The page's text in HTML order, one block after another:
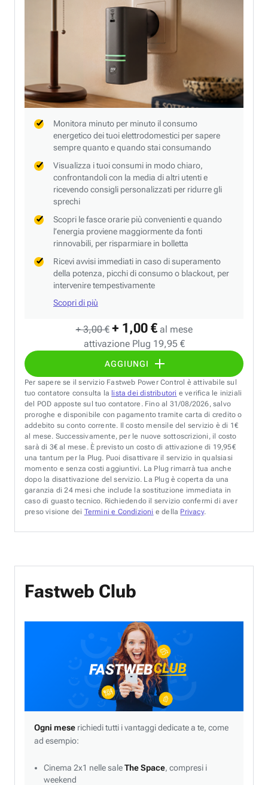
+ 3,00 € + 1,00 € al mese
attivazione Plug 19,95 €
AGGIUNGI
Monitora minuto per minuto il consumo
energetico dei tuoi elettrodomestici per sapere
sempre quanto e quando stai consumando
Visualizza i tuoi consumi in modo chiaro,
confrontandoli con la media di altri utenti e
ricevendo consigli personalizzati per ridurre gli
sprechi
Scopri le fasce orarie più convenienti e quando
l’energia proviene maggiormente da fonti
rinnovabili, per risparmiare in bolletta
Ricevi avvisi immediati in caso di superamento
della potenza, picchi di consumo o blackout, per
intervenire tempestivamente
Scopri di più
Per sapere se il servizio Fastweb Power Control è attivabile sul
tuo contatore consulta la lista dei distributori e verifica le iniziali
del POD apposte sul tuo contatore. Fino al 31/08/2026, salvo
proroghe e disponibile con pagamento tramite carta di credito o
addebito su conto corrente. Il costo mensile del servizio è di 1€
al mese. Successivamente, per le nuove sottoscrizioni, il costo
sarà di 3€ al mese. È previsto un costo di attivazione di 19,95€
una tantum per la Plug. Puoi disattivare il servizio in qualsiasi
momento e senza costi aggiuntivi. La Plug rimarrà tua anche
dopo la disattivazione del servizio. La Plug è coperta da una
garanzia di 24 mesi che include la sostituzione immediata in
caso di guasto tecnico. Richiedendo il servizio confermi di aver
preso visione dei Termini e Condizioni e della Privacy.
Fastweb Club
Ogni mese richiedi tutti i vantaggi dedicate a te, come
ad esempio:
Cinema 2x1 nelle saleThe Space, compresi i
weekend